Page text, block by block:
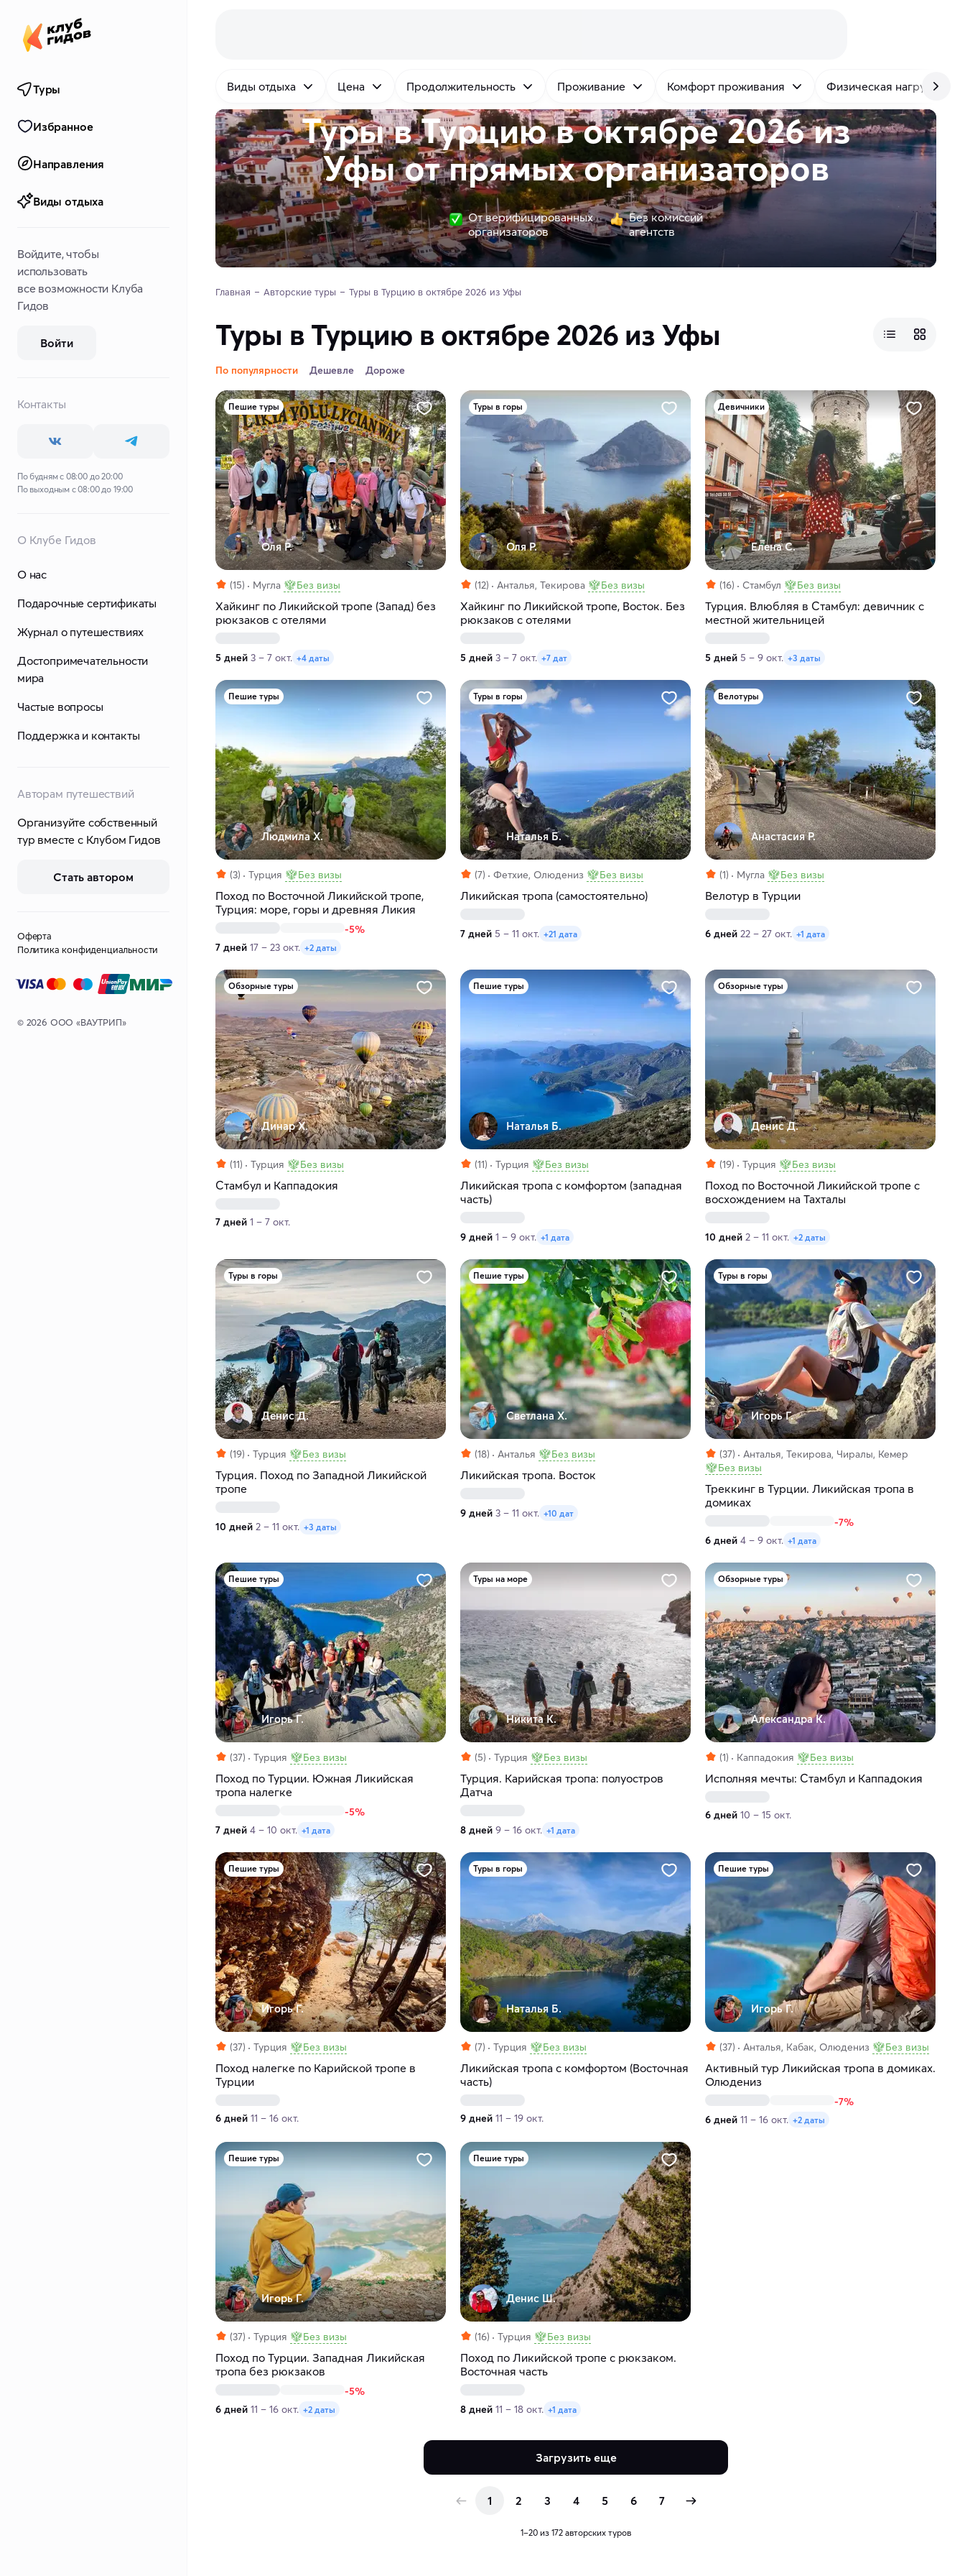
Туры
Избранное
Направления
Виды отдыха
Войдите, чтобы
использовать
все возможности Клуба
Гидов
Войти
Контакты
По будням с 08:00 до 20:00
По выходным с 08:00 до 19:00
О Клубе Гидов
О нас
Подарочные сертификаты
Журнал о путешествиях
Достопримечательности
мира
Частые вопросы
Поддержка и контакты
Авторам путешествий
Организуйте собственный
тур вместе с Клубом Гидов
Стать автором
Оферта
Политика конфиденциальности
© 2026 ООО «ВАУТРИП»
Виды отдыха Цена Продолжительность Проживание Комфорт проживания Физическая нагрузка
Туры в Турцию в октябре 2026 из
Уфы отпрямыхорганизаторов
От верифицированных
организаторов
Без комиссий
агентств
Главная Авторские туры Туры в Турцию в октябре 2026 из Уфы
Туры в Турцию в октябре 2026 из Уфы
По популярности Дешевле Дороже
Пешие туры
Оля Р.
(15) Мугла Без визы
Хайкинг по Ликийской тропе (Запад) без
рюкзаков с отелями
5 дней 3 – 7 окт. +4 даты
Туры в горы
Оля Р.
(12) Анталья, Текирова Без визы
Хайкинг по Ликийской тропе, Восток. Без
рюкзаков с отелями
5 дней 3 – 7 окт. +7 дат
Девичники
Елена С.
(16) Стамбул Без визы
Турция. Влюбляя в Стамбул: девичник с
местной жительницей
5 дней 5 – 9 окт. +3 даты
Пешие туры
Людмила Х.
(3) Турция Без визы
Поход по Восточной Ликийской тропе,
Турция: море, горы и древняя Ликия
-5%
7 дней 17 – 23 окт. +2 даты
Туры в горы
Наталья Б.
(7) Фетхие, Олюдениз Без визы
Ликийская тропа (самостоятельно)
7 дней 5 – 11 окт. +21 дата
Велотуры
Анастасия Р.
(1) Мугла Без визы
Велотур в Турции
6 дней 22 – 27 окт. +1 дата
Обзорные туры
Динар Х.
(11) Турция Без визы
Стамбул и Каппадокия
7 дней 1 – 7 окт.
Пешие туры
Наталья Б.
(11) Турция Без визы
Ликийская тропа с комфортом (западная
часть)
9 дней 1 – 9 окт. +1 дата
Обзорные туры
Денис Д.
(19) Турция Без визы
Поход по Восточной Ликийской тропе с
восхождением на Тахталы
10 дней 2 – 11 окт. +2 даты
Туры в горы
Денис Д.
(19) Турция Без визы
Турция. Поход по Западной Ликийской
тропе
10 дней 2 – 11 окт. +3 даты
Пешие туры
Светлана Х.
(18) Анталья Без визы
Ликийская тропа. Восток
9 дней 3 – 11 окт. +10 дат
Туры в горы
Игорь Г.
(37)
Анталья, Текирова, Чиралы, Кемер
Без визы
Треккинг в Турции. Ликийская тропа в
домиках
-7%
6 дней 4 – 9 окт. +1 дата
Пешие туры
Игорь Г.
(37) Турция Без визы
Поход по Турции. Южная Ликийская
тропа налегке
-5%
7 дней 4 – 10 окт. +1 дата
Туры на море
Никита К.
(5) Турция Без визы
Турция. Карийская тропа: полуостров
Датча
8 дней 9 – 16 окт. +1 дата
Обзорные туры
Александра К.
(1) Каппадокия Без визы
Исполняя мечты: Стамбул и Каппадокия
6 дней 10 – 15 окт.
Пешие туры
Игорь Г.
(37) Турция Без визы
Поход налегке по Карийской тропе в
Турции
6 дней 11 – 16 окт.
Туры в горы
Наталья Б.
(7) Турция Без визы
Ликийская тропа с комфортом (Восточная
часть)
9 дней 11 – 19 окт.
Пешие туры
Игорь Г.
(37) Анталья, Кабак, Олюдениз Без визы
Активный тур Ликийская тропа в домиках.
Олюдениз
-7%
6 дней 11 – 16 окт. +2 даты
Пешие туры
Игорь Г.
(37) Турция Без визы
Поход по Турции. Западная Ликийская
тропа без рюкзаков
-5%
6 дней 11 – 16 окт. +2 даты
Пешие туры
Денис Ш.
(16) Турция Без визы
Поход по Ликийской тропе с рюкзаком.
Восточная часть
8 дней 11 – 18 окт. +1 дата
Загрузить еще
1 2 3 4 5 6 7
1–20 из 172 авторских туров